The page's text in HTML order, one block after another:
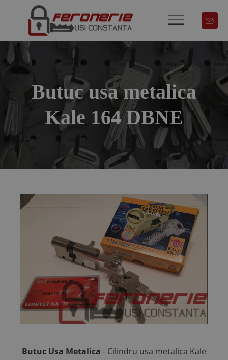
Butuc usa metalica
Kale 164 DBNE
Butuc Usa Metalica - Cilindru usa metalica Kale